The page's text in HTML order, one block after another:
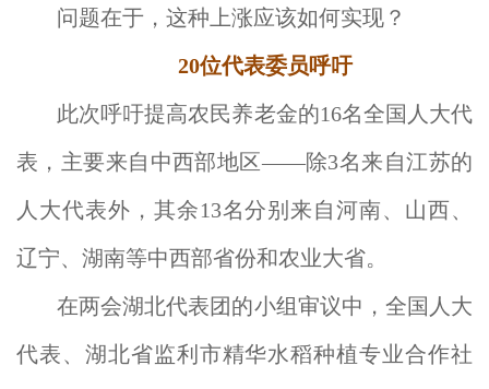
问题在于，这种上涨应该如何实现？
20位代表委员呼吁
此次呼吁提高农民养老金的16名全国人大代
表，主要来自中西部地区——除3名来自江苏的
人大代表外，其余13名分别来自河南、山西、
辽宁、湖南等中西部省份和农业大省。
在两会湖北代表团的小组审议中，全国人大
代表、湖北省监利市精华水稻种植专业合作社